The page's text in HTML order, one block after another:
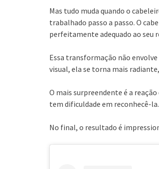
Mas tudo muda quando o
trabalhado passo a passo. O
perfeitamente adequado ao seu
Essa transformação não
visual, ela se torna mais
O mais surpreendente é a
tem dificuldade em reconhecê-la.
No final, o resultado é